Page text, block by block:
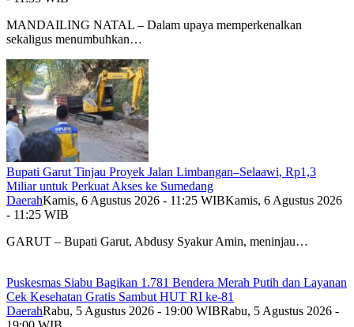
MANDAILING NATAL – Dalam upaya memperkenalkan
sekaligus menumbuhkan…
Bupati Garut Tinjau Proyek Jalan Limbangan–Selaawi, Rp1,3
Miliar untuk Perkuat Akses ke Sumedang
DaerahKamis, 6 Agustus 2026 - 11:25 WIBKamis, 6 Agustus 2026
- 11:25 WIB
GARUT – Bupati Garut, Abdusy Syakur Amin, meninjau…
Puskesmas Siabu Bagikan 1.781 Bendera Merah Putih dan Layanan
Cek Kesehatan Gratis Sambut HUT RI ke-81
DaerahRabu, 5 Agustus 2026 - 19:00 WIBRabu, 5 Agustus 2026 -